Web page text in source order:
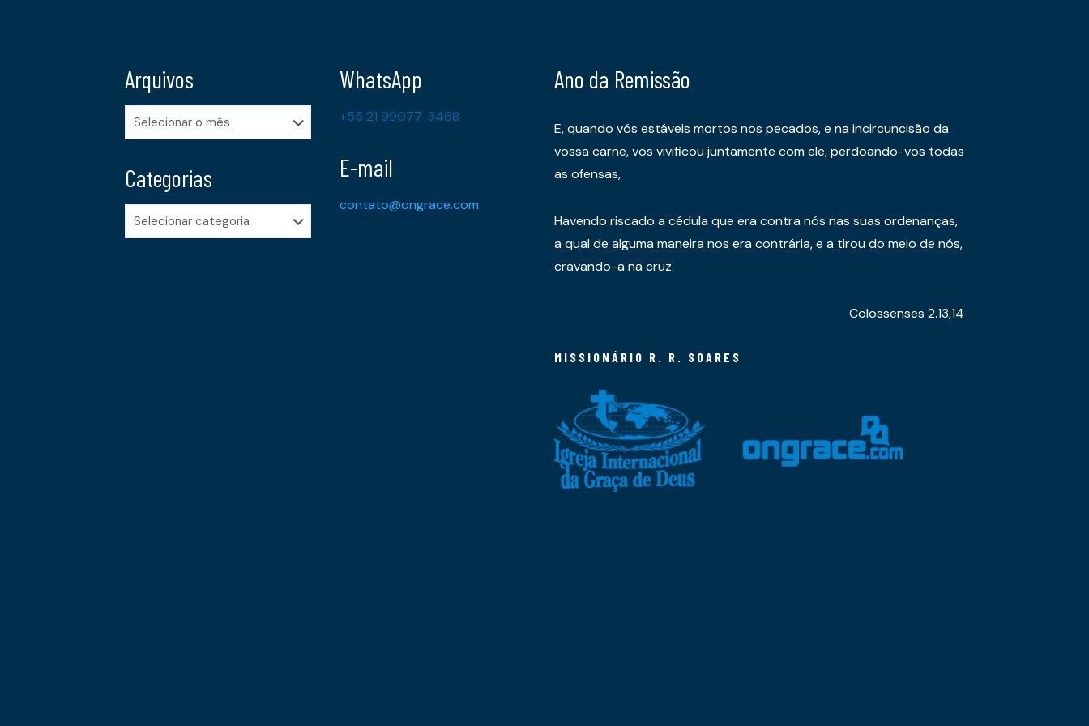
Arquivos
Arquivos
Categorias
Categorias
WhatsApp
+55 21 99077-3468
E-mail
contato@ongrace.com
Ano da Remissão
E, quando vós estáveis mortos nos pecados, e na incircuncisão da
vossa carne, vos vivificou juntamente com ele, perdoando-vos todas
as ofensas,
Havendo riscado a cédula que era contra nós nas suas ordenanças,
a qual de alguma maneira nos era contrária, e a tirou do meio de nós,
cravando-a na cruz.
Colossenses 2.13,14
MISSIONÁRIO R. R. SOARES